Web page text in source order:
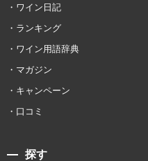
ワイン日記
ランキング
ワイン用語辞典
マガジン
キャンペーン
口コミ
探す